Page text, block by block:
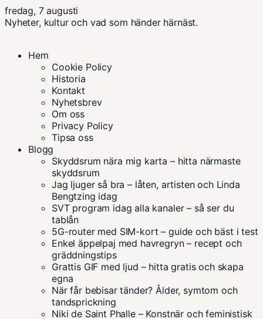
fredag, 7 augusti
Nyheter, kultur och vad som händer härnäst.
Hem
Cookie Policy
Historia
Kontakt
Nyhetsbrev
Om oss
Privacy Policy
Tipsa oss
Blogg
Skyddsrum nära mig karta – hitta närmaste
skyddsrum
Jag ljuger så bra – låten, artisten och Linda
Bengtzing idag
SVT program idag alla kanaler – så ser du
tablån
5G-router med SIM-kort – guide och bäst i test
Enkel äppelpaj med havregryn – recept och
gräddningstips
Grattis GIF med ljud – hitta gratis och skapa
egna
När får bebisar tänder? Ålder, symtom och
tandsprickning
Niki de Saint Phalle – Konstnär och feministisk